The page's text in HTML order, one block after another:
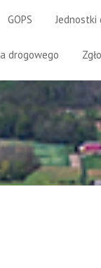
GOPS Jednostki
drogowego